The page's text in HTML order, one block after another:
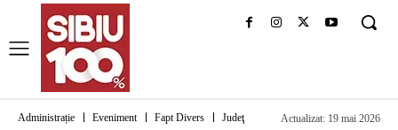
Administrație Eveniment Fapt Divers Judeţ Actualizat: 19 mai 2026